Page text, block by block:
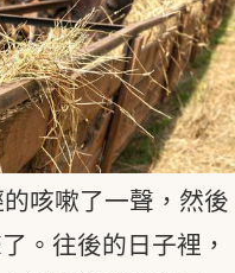
咳嗽了一聲，然後
。往後的日子裡，